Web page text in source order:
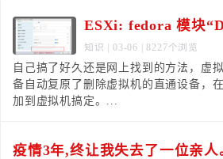
知识 | 03-06 | 8227个浏览
自己搞了好久还是网上找到的方法，虚
备自动复原了删除虚拟机的直通设备，
加到虚拟机搞定。...
疫情3年,终让我失去了一位亲人